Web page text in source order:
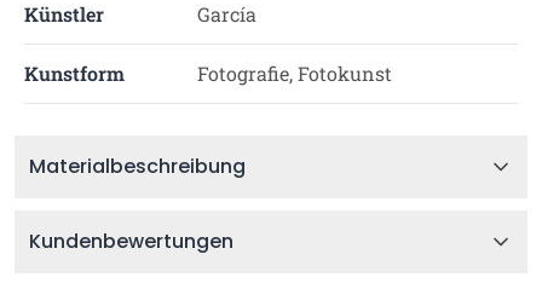
Künstler García
Kunstform Fotografie, Fotokunst
Materialbeschreibung
Kundenbewertungen